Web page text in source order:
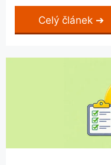
Celý článek